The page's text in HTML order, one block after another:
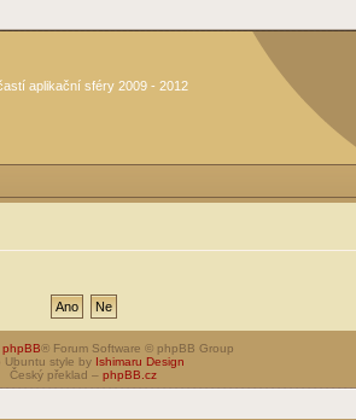
aplikační sféry 2009 - 2012
phpBB® Forum Software © phpBB Group
Ubuntu style by Ishimaru Design
Český překlad – phpBB.cz